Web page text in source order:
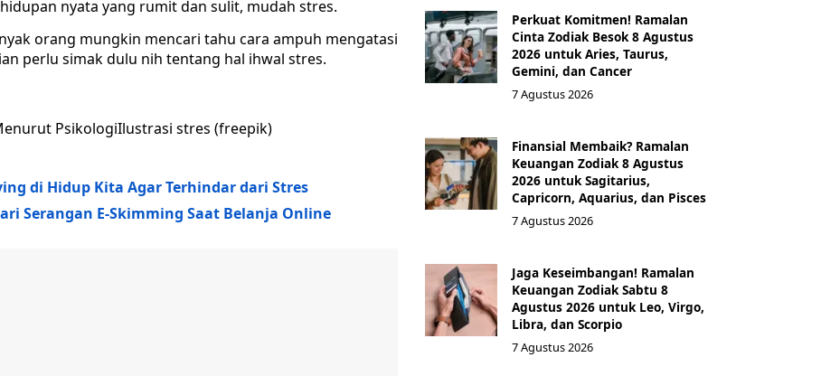
nyata yang rumit dan sulit, mudah stres.
orang mungkin mencari tahu cara ampuh mengatasi
perlu simak dulu nih tentang hal ihwal stres.
Ilustrasi stres (freepik)
di Hidup Kita Agar Terhindar dari Stres
Serangan E-Skimming Saat Belanja Online
Perkuat Komitmen! Ramalan
Cinta Zodiak Besok 8 Agustus
2026 untuk Aries, Taurus,
Gemini, dan Cancer
7 Agustus 2026
Finansial Membaik? Ramalan
Keuangan Zodiak 8 Agustus
2026 untuk Sagitarius,
Capricorn, Aquarius, dan Pisces
7 Agustus 2026
Jaga Keseimbangan! Ramalan
Keuangan Zodiak Sabtu 8
Agustus 2026 untuk Leo, Virgo,
Libra, dan Scorpio
7 Agustus 2026